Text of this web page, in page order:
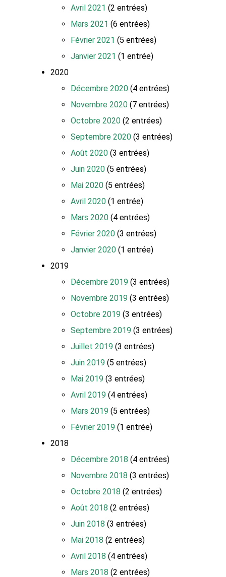
Avril 2021 (2 entrées)
Mars 2021 (6 entrées)
Février 2021 (5 entrées)
Janvier 2021 (1 entrée)
2020
Décembre 2020 (4 entrées)
Novembre 2020 (7 entrées)
Octobre 2020 (2 entrées)
Septembre 2020 (3 entrées)
Août 2020 (3 entrées)
Juin 2020 (5 entrées)
Mai 2020 (5 entrées)
Avril 2020 (1 entrée)
Mars 2020 (4 entrées)
Février 2020 (3 entrées)
Janvier 2020 (1 entrée)
2019
Décembre 2019 (3 entrées)
Novembre 2019 (3 entrées)
Octobre 2019 (3 entrées)
Septembre 2019 (3 entrées)
Juillet 2019 (3 entrées)
Juin 2019 (5 entrées)
Mai 2019 (3 entrées)
Avril 2019 (4 entrées)
Mars 2019 (5 entrées)
Février 2019 (1 entrée)
2018
Décembre 2018 (4 entrées)
Novembre 2018 (3 entrées)
Octobre 2018 (2 entrées)
Août 2018 (2 entrées)
Juin 2018 (3 entrées)
Mai 2018 (2 entrées)
Avril 2018 (4 entrées)
Mars 2018 (2 entrées)